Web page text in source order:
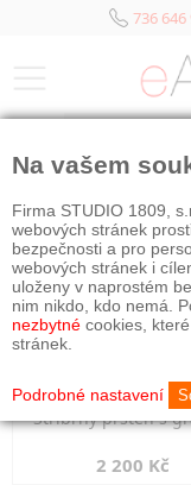
736 646
Stříbrný prsten s
2 200 Kč
Na vašem
Firma STUDIO 1809,
webových stránek
bezpečnosti a pro
webových stránek i
uloženy v naprostém
nim nikdo, kdo nemá.
nezbytné cookies,
stránek.
Podrobné nastavení